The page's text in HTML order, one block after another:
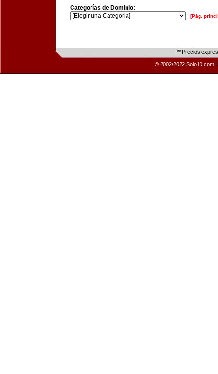
Categorías de Dominio:
[Pág.
** Precios
© 2002/2022 Solo10.com